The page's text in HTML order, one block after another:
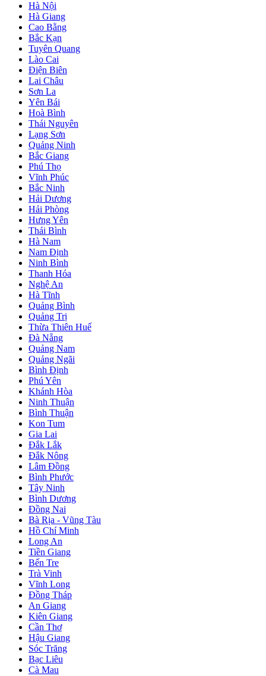
Hà Nội
Hà Giang
Cao Bằng
Bắc Kạn
Tuyên Quang
Lào Cai
Điện Biên
Lai Châu
Sơn La
Yên Bái
Hoà Bình
Thái Nguyên
Lạng Sơn
Quảng Ninh
Bắc Giang
Phú Thọ
Vĩnh Phúc
Bắc Ninh
Hải Dương
Hải Phòng
Hưng Yên
Thái Bình
Hà Nam
Nam Định
Ninh Bình
Thanh Hóa
Nghệ An
Hà Tĩnh
Quảng Bình
Quảng Trị
Thừa Thiên Huế
Đà Nẵng
Quảng Nam
Quảng Ngãi
Bình Định
Phú Yên
Khánh Hòa
Ninh Thuận
Bình Thuận
Kon Tum
Gia Lai
Đắk Lắk
Đắk Nông
Lâm Đồng
Bình Phước
Tây Ninh
Bình Dương
Đồng Nai
Bà Rịa - Vũng Tàu
Hồ Chí Minh
Long An
Tiền Giang
Bến Tre
Trà Vinh
Vĩnh Long
Đồng Tháp
An Giang
Kiên Giang
Cần Thơ
Hậu Giang
Sóc Trăng
Bạc Liêu
Cà Mau